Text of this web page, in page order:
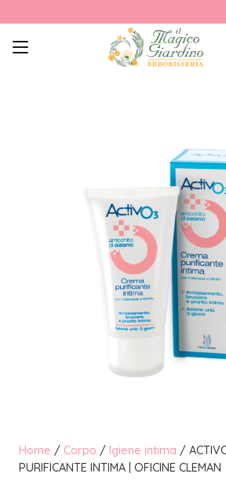
Home / Corpo / Igiene intima /
PURIFICANTE INTIMA | OFICINE CLEMAN